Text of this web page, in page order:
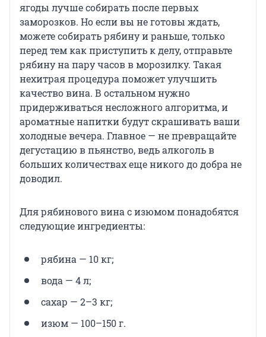
ягоды лучше собирать после первых
заморозков. Но если вы не готовы ждать,
можете собирать рябину и раньше, только
перед тем как приступить к делу, отправьте
рябину на пару часов в морозилку. Такая
нехитрая процедура поможет улучшить
качество вина. В остальном нужно
придерживаться несложного алгоритма, и
ароматные напитки будут скрашивать ваши
холодные вечера. Главное — не превращайте
дегустацию в пьянство, ведь алкоголь в
больших количествах еще никого до добра не
доводил.
Для рябинового вина с изюмом понадобятся
следующие ингредиенты:
рябина — 10 кг;
вода — 4 л;
сахар — 2–3 кг;
изюм — 100–150 г.